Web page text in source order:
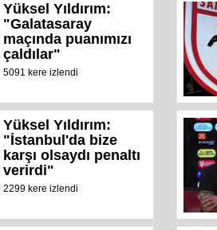
Yüksel Yıldırım:
"Galatasaray
maçında puanımızı
çaldılar"
5091 kere izlendi
Yüksel Yıldırım:
"İstanbul'da bize
karşı olsaydı penaltı
verirdi"
2299 kere izlendi